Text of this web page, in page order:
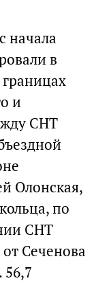
начала
в
и
СНТ
Олонская,
по
СНТ
Сеченова